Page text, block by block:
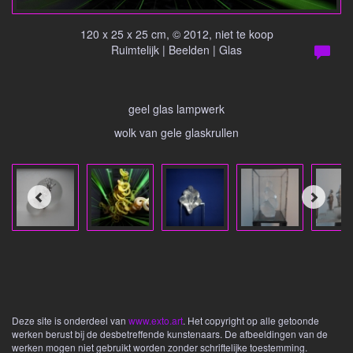
120 x 25 x 25 cm, © 2012, niet te koop
Ruimtelijk | Beelden | Glas
geel glas lampwerk
wolk van gele glaskrullen
Deze site is onderdeel van www.exto.art. Het copyright op alle getoonde
werken berust bij de desbetreffende kunstenaars. De afbeeldingen van de
werken mogen niet gebruikt worden zonder schriftelijke toestemming.